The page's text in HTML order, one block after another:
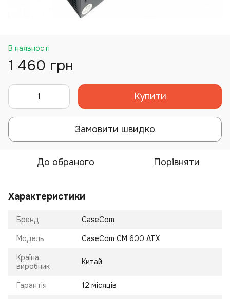
В наявності
1 460 грн
Купити
Замовити швидко
До обраного Порівняти
Характеристики
Бренд CaseCom
Модель CaseCom CM 600 ATX
Країна
виробник
Китай
Гарантія 12 місяців